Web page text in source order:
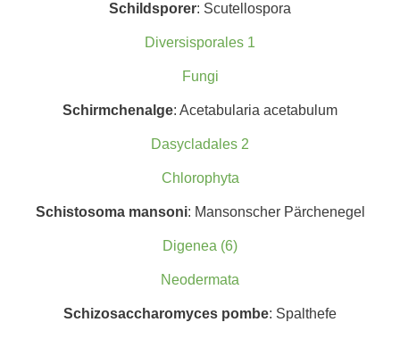
Schildsporer: Scutellospora
Diversisporales 1
Fungi
Schirmchenalge: Acetabularia acetabulum
Dasycladales 2
Chlorophyta
Schistosoma mansoni: Mansonscher Pärchenegel
Digenea (6)
Neodermata
Schizosaccharomyces pombe: Spalthefe